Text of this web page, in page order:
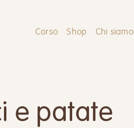
Corso Shop Chi siamo
e patate